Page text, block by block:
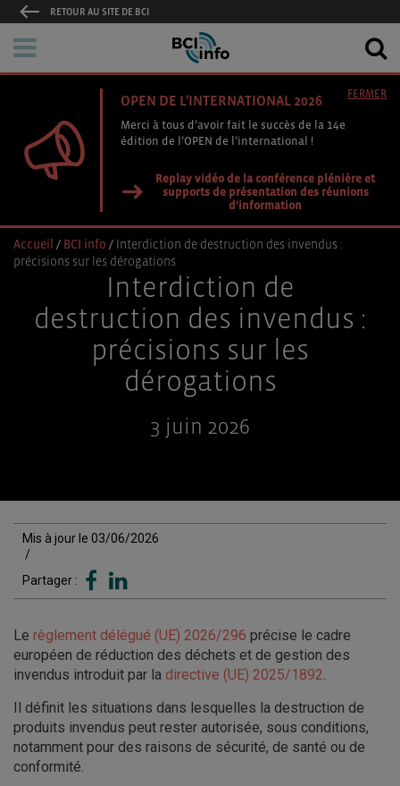
RETOUR AU SITE DE BCI
OPEN DE L'INTERNATIONAL 2026
Merci à tous d’avoir fait le succès de la 14e
édition de l’OPEN de l’international !
Replay vidéo de la conférence plénière et
supports de présentation des réunions
d'information
FERMER
Accueil / BCI info / Interdiction de destruction des invendus :
précisions sur les dérogations
Interdiction de
destruction des invendus :
précisions sur les
dérogations
3 juin 2026
Mis à jour le 03/06/2026
/
Partager :
Le règlement délégué (UE) 2026/296 précise le cadre
européen de réduction des déchets et de gestion des
invendus introduit par la directive (UE) 2025/1892.
Il définit les situations dans lesquelles la destruction de
produits invendus peut rester autorisée, sous conditions,
notamment pour des raisons de sécurité, de santé ou de
conformité.